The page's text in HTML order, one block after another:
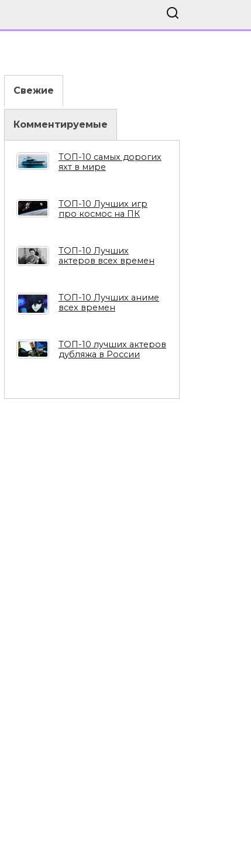
Свежие
Комментируемые
ТОП-10 самых дорогих
яхт в мире
ТОП-10 Лучших игр
про космос на ПК
ТОП-10 Лучших
актеров всех времен
ТОП-10 Лучших аниме
всех времен
ТОП-10 лучших актеров
дубляжа в России